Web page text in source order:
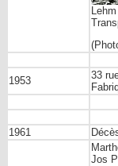
1953 33
1961
Jos